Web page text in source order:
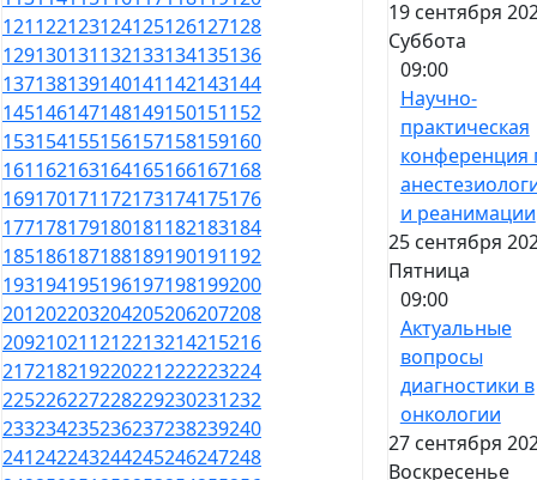
121122123124125126127128
129130131132133134135136
137138139140141142143144
145146147148149150151152
153154155156157158159160
161162163164165166167168
169170171172173174175176
177178179180181182183184
185186187188189190191192
193194195196197198199200
201202203204205206207208
209210211212213214215216
217218219220221222223224
225226227228229230231232
233234235236237238239240
241242243244245246247248
19 сентября
Суббота
09:00
Научно-
практическая
конференция
и реанимации
25 сентября
Пятница
09:00
Актуальные
вопросы
диагностики в
онкологии
27 сентября
Воскресенье